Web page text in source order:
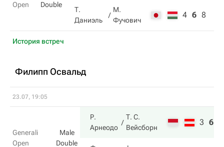
Open
Double
Т.
Даниэль
М.
Фучович
4 6 8
История встреч
Филипп Освальд
23.07, 19:05
Generali
Open
Male
Double
Р.
Арнеодо
Т. С.
Вейсборн
3 6